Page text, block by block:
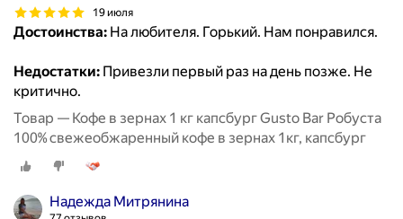
19 июля
Достоинства: На любителя. Горький. Нам понравился.
Недостатки: Привезли первый раз на день позже. Не
критично.
Товар — Кофе в зернах 1 кг капсбург Gusto Bar Робуста
100% свежеобжаренный кофе в зернах 1кг, капсбург
Надежда Митрянина